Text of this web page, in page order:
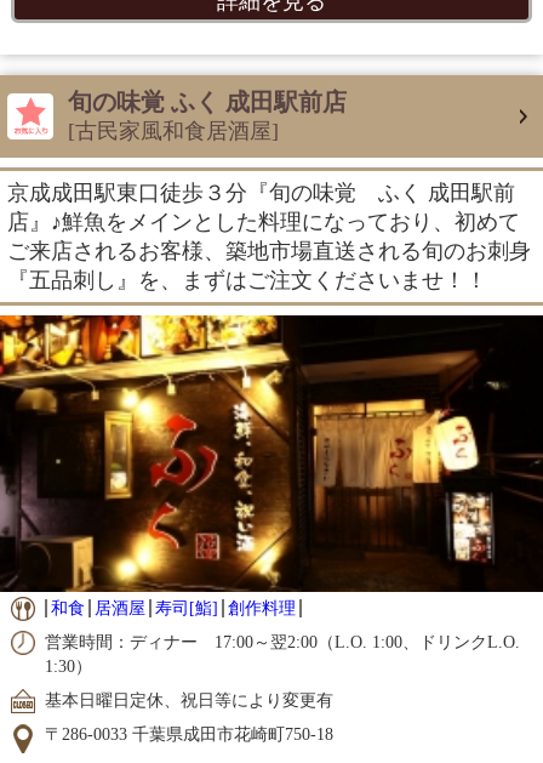
旬の味覚 ふく 成田駅前店
[古民家風和食居酒屋]
京成成田駅東口徒歩３分『旬の味覚 ふく 成田駅前
店』♪鮮魚をメインとした料理になっており、初めて
ご来店されるお客様、築地市場直送される旬のお刺身
『五品刺し』を、まずはご注文くださいませ！！
和食 居酒屋 寿司[鮨]
創作料理
営業時間：ディナー 17:00～翌2:00（L.O. 1:00、ドリンクL.O.
1:30）
基本日曜日定休、祝日等により変更有
〒286-0033 千葉県成田市花崎町750-18